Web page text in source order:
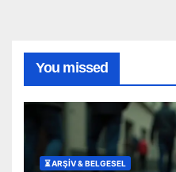
You missed
⏳ ARŞİV & BELGESEL